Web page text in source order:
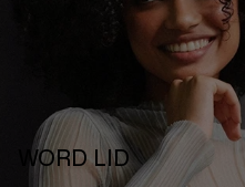
WORD LID